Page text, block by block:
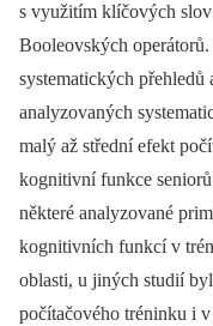
s využitím klíčových
Booleovských
systematických
analyzovaných
malý až střední efekt
kognitivní funkce
některé analyzované
kognitivních funkcí v
oblasti, u jiných studií
počítačového tréninku i